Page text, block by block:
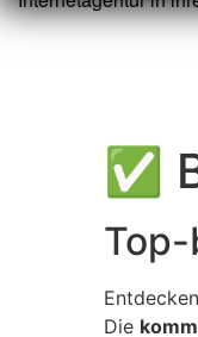
✅
Die